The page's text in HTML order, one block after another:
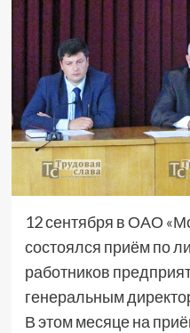
12 сентября в ОАО
состоялся приём по
работников
генеральным
В этом месяце на